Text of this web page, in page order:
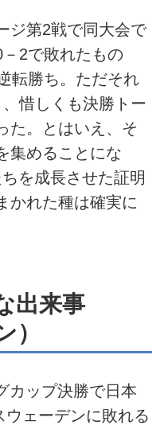
ジ第2戦で同大会で
2で敗れたもの
転勝ち。ただそれ
惜しくも決勝トー
た。とはいえ、そ
集めることにな
を成長させた証明
かれた種は確実に
出来事
）
カップ決勝で日本
ェーデンに敗れる